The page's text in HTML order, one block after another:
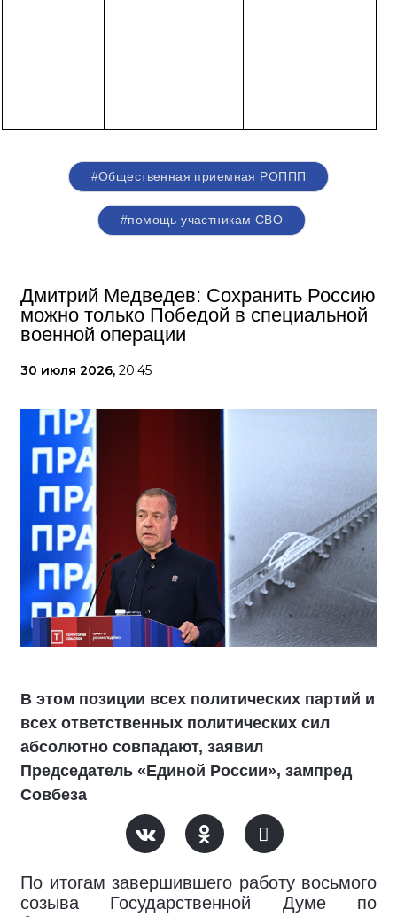
#Общественная приемная РОППП
#помощь участникам СВО
Дмитрий Медведев: Сохранить Россию
можно только Победой в специальной
военной операции
30 июля 2026, 20:45
В этом позиции всех политических партий и
всех ответственных политических сил
абсолютно совпадают, заявил
Председатель «Единой России», зампред
Совбеза
По итогам завершившего работу восьмого
созыва Государственной Думе по